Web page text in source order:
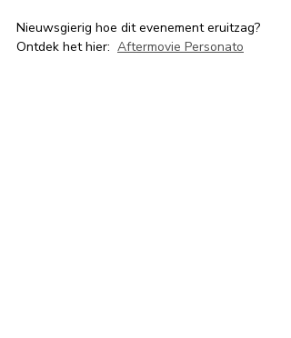
Nieuwsgierig hoe dit evenement eruitzag?
Ontdek het hier: Aftermovie Personato